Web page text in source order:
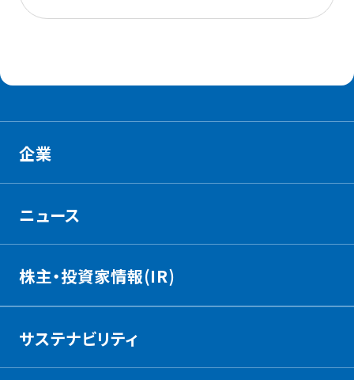
企業
ニュース
株主・投資家情報(IR)
サステナビリティ